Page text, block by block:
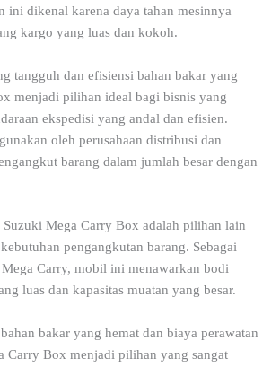
ini dikenal karena daya tahan mesinnya
kargo yang luas dan kokoh.
tangguh dan efisiensi bahan bakar yang
menjadi pilihan ideal bagi bisnis yang
ekspedisi yang andal dan efisien.
oleh perusahaan distribusi dan
barang dalam jumlah besar dengan
Suzuki Mega Carry Box adalah pilihan lain
pengangkutan barang. Sebagai
Carry, mobil ini menawarkan bodi
luas dan kapasitas muatan yang besar.
bakar yang hemat dan biaya perawatan
Carry Box menjadi pilihan yang sangat